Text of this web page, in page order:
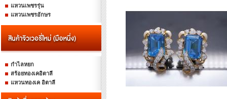
แหวนเพชรรุ่น
แหวนเพชรอักษร
กำไลหยก
สร้อยทองเคอิตาลี
แหวนทองเค อิตาลี